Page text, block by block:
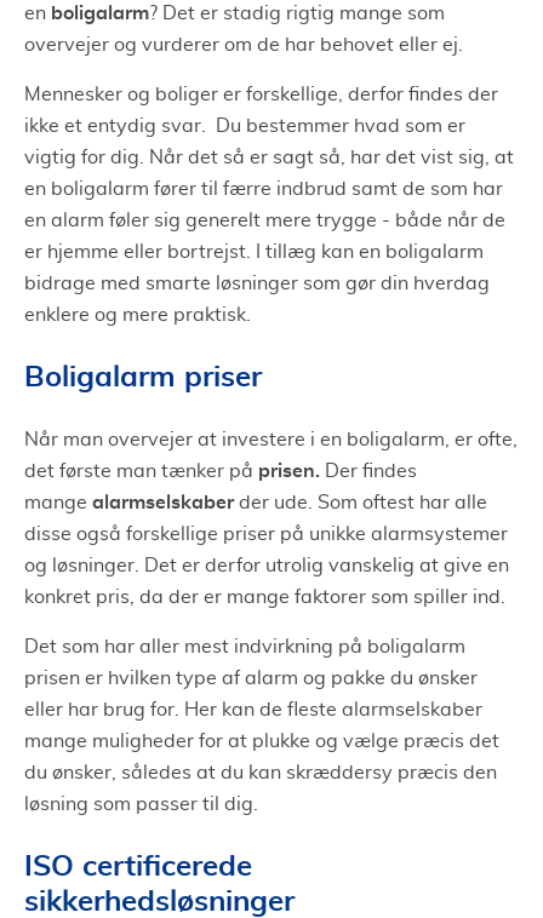
en boligalarm? Det er stadig rigtig mange som
overvejer og vurderer om de har behovet eller ej.
Mennesker og boliger er forskellige, derfor findes der
ikke et entydig svar. Du bestemmer hvad som er
vigtig for dig. Når det så er sagt så, har det vist sig, at
en boligalarm fører til færre indbrud samt de som har
en alarm føler sig generelt mere trygge - både når de
er hjemme eller bortrejst. I tillæg kan en boligalarm
bidrage med smarte løsninger som gør din hverdag
enklere og mere praktisk.
Boligalarm priser
Når man overvejer at investere i en boligalarm, er ofte,
det første man tænker på prisen. Der findes
mange alarmselskaberder ude. Som oftest har alle
disse også forskellige priser på unikke alarmsystemer
og løsninger. Det er derfor utrolig vanskelig at give en
konkret pris, da der er mange faktorer som spiller ind.
Det som har aller mest indvirkning på boligalarm
prisen er hvilken type af alarm og pakke du ønsker
eller har brug for. Her kan de fleste alarmselskaber
mange muligheder for at plukke og vælge præcis det
du ønsker, således at du kan skræddersy præcis den
løsning som passer til dig.
ISO certificerede
sikkerhedsløsninger